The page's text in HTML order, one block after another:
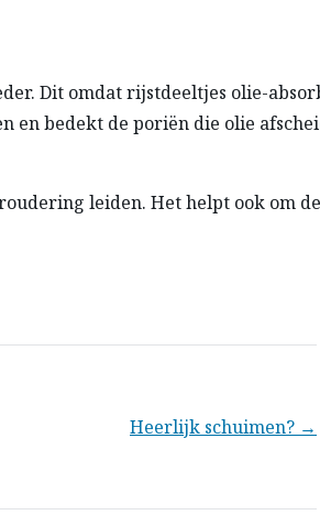
Dit omdat rijstdeeltjes olie-
en bedekt de poriën die olie
leiden. Het helpt ook om
Heerlijk schuimen? →